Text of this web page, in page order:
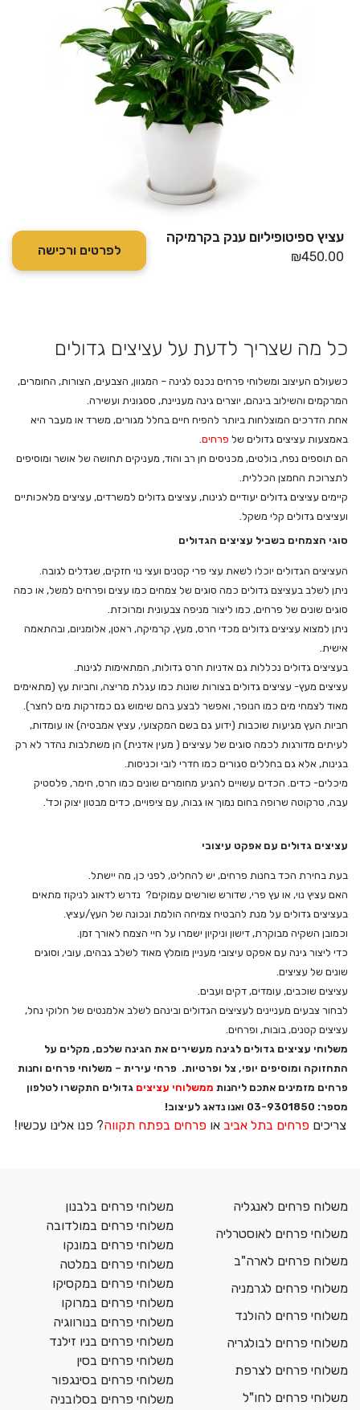
עציץ ספיטופיליום ענק בקרמיקה
₪450.00 לפרטים ורכישה
כל מה שצריך לדעת על עציצים גדולים
כשעולם העיצוב ומשלוחי פרחים נכנס לגינה – המגוון, הצבעים, הצורות, החומרים,
המרקמים והשילוב בינהם, יוצרים גינה מעניינת, ססגונית ועשירה.
אחת הדרכים המוצלחות ביותר להפיח חיים בחלל מגורים, משרד או מעבר היא
באמצעות עציצים גדולים של פרחים.
הם תוספים נפח, בולטים, מכניסים חן רב והוד, מעניקים תחושה של אושר ומוסיפים
לתצרוכת החמצן הכללית.
קיימים עציצים גדולים יעודיים לגינות, עציצים גדולים למשרדים, עציצים מלאכותיים
ועציצים גדולים קלי משקל.
סוגי הצמחים בשביל עציצים הגדולים
העציצים הגדולים יוכלו לשאת עצי פרי קטנים ועצי נוי חזקים, שגדלים לגובה.
ניתן לשלב בעציצם גדולים כמה סוגים של צמחים כמו עצים ופרחים למשל, או כמה
סוגים שונים של פרחים, כמו ליצור מניפה צבעונית ומרוכזת.
ניתן למצוא עציצים גדולים מכדי חרס, מעץ, קרמיקה, ראטן, אלומניום, ובהתאמה
אישית.
בעציצים גדולים נכללות גם אדניות חרס גדולות, המתאימות לגינות.
עציצים מעץ- עציצים גדולים בצורות שונות כמו עגלת מריצה, וחביות עץ (מתאימים
מאוד לצמחי מים כמו הנופר, ואפשר לבצע בהם שימוש גם כמזרקות מים לחצר).
חביות העץ מגיעות שוכבות (ידוע גם בשם המקצועי, עציץ אמבטיה) או עומדות,
לעיתים מדורגות לכמה סוגים של עציצים ( מעין אדנית) הן משתלבות נהדר לא רק
בגינות, אלא גם בחללים סגורים כמו חדרי לובי וכניסות.
מיכלים- כדים. הכדים עשויים להגיע מחומרים שונים כמו חרס, חימר, פלסטיק
עבה, טרקוטה שרופה בחום נמוך או גבוה, עם ציפויים, כדים מבטון יצוק וכד'.
עציצים גדולים עם אפקט עיצובי
בעת בחירת הכד בחנות פרחים, יש להחליט, לפני כן, מה יישתל.
האם עציץ נוי, או עץ פרי, שדורש שורשים עמוקים? נדרש לדאוג לניקוז מתאים
בעציצים גדולים על מנת להבטיח צמיחה הולמת ונכונה של העץ/עציץ.
וכמובן השקיה מבוקרת, דישון וניקיון ישמרו על חיי הצמח לאורך זמן.
כדי ליצור גינה עם אפקט עיצובי מעניין מומלץ מאוד לשלב גבהים, עובי, וסוגים
שונים של עציצים.
עציצים שוכבים, עומדים, דקים ועבים.
לבחור צבעים מעניינים לעציצים הגדולים ובינהם לשלב אלמנטים של חלוקי נחל,
עציצים קטנים, בובות, ופרחים.
משלוחי עציצים גדולים לגינה מעשירים את הגינה שלכם, מקלים על
התחזוקה ומוסיפים יופי, צל ופרטיות. פרחי עירית – משלוחי פרחים וחנות
פרחים מזמינים אתכם ליהנות ממשלוחי עציצים גדולים התקשרו לטלפון
מספר: 03-9301850 ואנו נדאג לעיצוב!
צריכיםפרחים בתל אביב אופרחים בפתח תקווה? פנו אלינו עכשיו!
משלוח פרחים לאנגליה
משלוחי פרחים לאוסטרליה
משלוח פרחים לארה"ב
משלוחי פרחים לגרמניה
משלוחי פרחים להולנד
משלוחי פרחים לבולגריה
משלוחי פרחים לצרפת
משלוחי פרחים לחו"ל
משלוחי פרחים בלבנון
משלוחי פרחים במולדובה
משלוחי פרחים במונקו
משלוחי פרחים במלטה
משלוחי פרחים במקסיקו
משלוחי פרחים במרוקו
משלוחי פרחים בנורווגיה
משלוחי פרחים בניו זילנד
משלוחי פרחים בסין
משלוחי פרחים בסינגפור
משלוחי פרחים בסלובניה